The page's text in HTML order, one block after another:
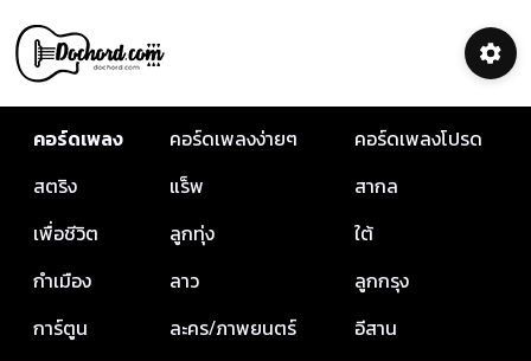
คอร์ดเพลง คอร์ดเพลงง่ายๆ
คอร์ดเพลงโปรด
สตริง
แร็พ
สากล
เพื่อชีวิต
ลูกทุ่ง
ใต้
กำเมือง
ลาว
ลูกกรุง
การ์ตูน
ละคร/ภาพยนตร์ อีสาน